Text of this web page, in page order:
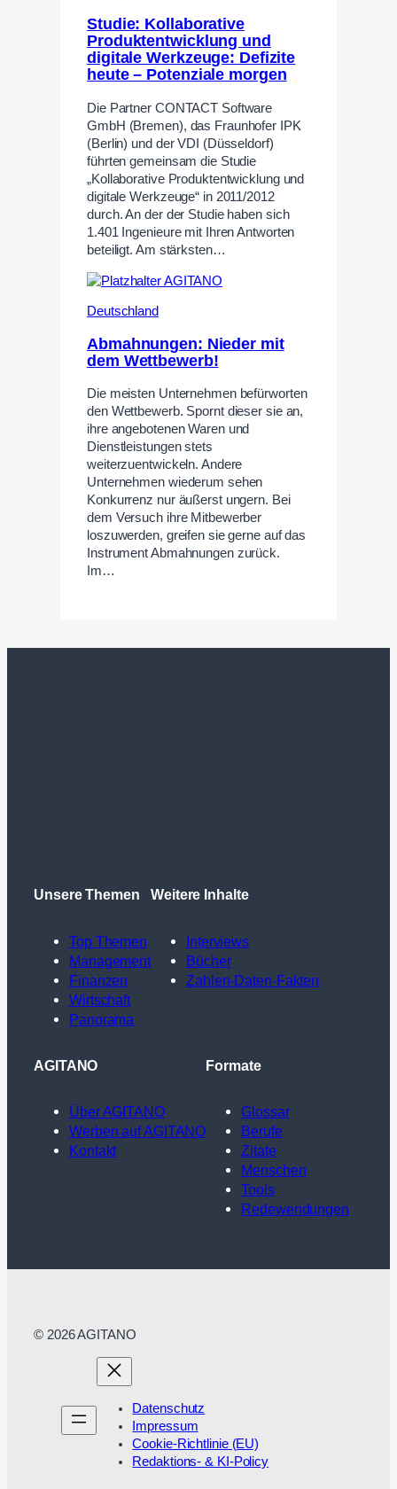
Studie: Kollaborative
Produktentwicklung und
digitale Werkzeuge: Defizite
heute – Potenziale morgen
Die Partner CONTACT Software
GmbH (Bremen), das Fraunhofer IPK
(Berlin) und der VDI (Düsseldorf)
führten gemeinsam die Studie
„Kollaborative Produktentwicklung und
digitale Werkzeuge“ in 2011/2012
durch. An der der Studie haben sich
1.401 Ingenieure mit Ihren Antworten
beteiligt. Am stärksten…
Deutschland
Abmahnungen: Nieder mit
dem Wettbewerb!
Die meisten Unternehmen befürworten
den Wettbewerb. Spornt dieser sie an,
ihre angebotenen Waren und
Dienstleistungen stets
weiterzuentwickeln. Andere
Unternehmen wiederum sehen
Konkurrenz nur äußerst ungern. Bei
dem Versuch ihre Mitbewerber
loszuwerden, greifen sie gerne auf das
Instrument Abmahnungen zurück.
Im…
Unsere Themen
Top Themen
Management
Finanzen
Wirtschaft
Panorama
Weitere Inhalte
Interviews
Bücher
Zahlen-Daten-Fakten
AGITANO
Über AGITANO
Werben auf AGITANO
Kontakt
Formate
Glossar
Berufe
Zitate
Menschen
Tools
Redewendungen
© 2026 AGITANO
Datenschutz
Impressum
Cookie-Richtlinie (EU)
Redaktions- & KI-Policy